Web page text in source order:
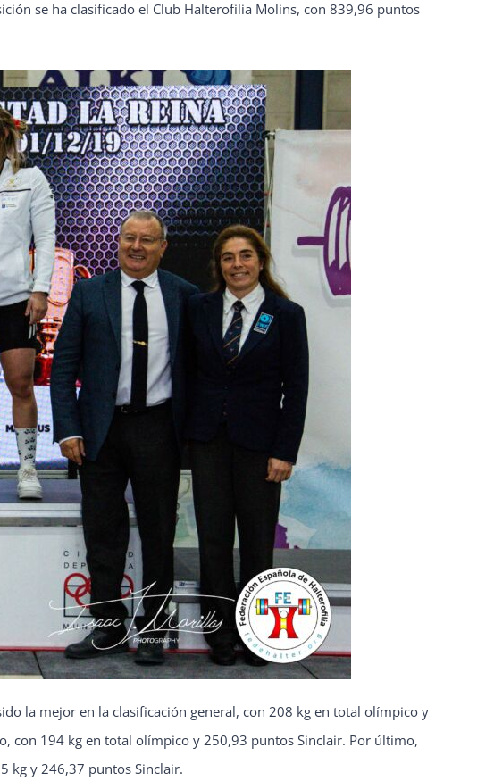
se ha clasificado el Club Halterofilia Molins, con 839,96 puntos
la mejor en la clasificación general, con 208 kg en total olímpico y
con 194 kg en total olímpico y 250,93 puntos Sinclair. Por último,
kg y 246,37 puntos Sinclair.